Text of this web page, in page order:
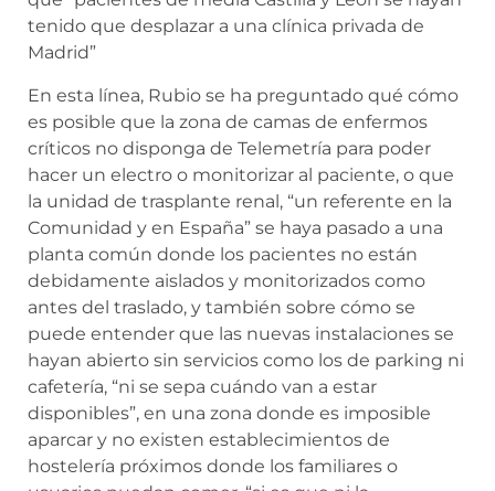
tenido que desplazar a una clínica privada de
Madrid”
En esta línea, Rubio se ha preguntado qué cómo
es posible que la zona de camas de enfermos
críticos no disponga de Telemetría para poder
hacer un electro o monitorizar al paciente, o que
la unidad de trasplante renal, “un referente en la
Comunidad y en España” se haya pasado a una
planta común donde los pacientes no están
debidamente aislados y monitorizados como
antes del traslado, y también sobre cómo se
puede entender que las nuevas instalaciones se
hayan abierto sin servicios como los de parking ni
cafetería, “ni se sepa cuándo van a estar
disponibles”, en una zona donde es imposible
aparcar y no existen establecimientos de
hostelería próximos donde los familiares o